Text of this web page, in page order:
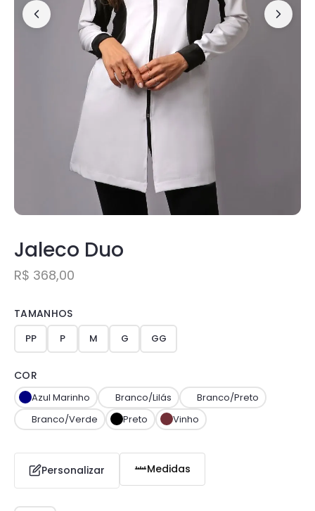
Jaleco Duo
R$ 368,00
TAMANHOS
PP P M G GG
COR
Azul Marinho Branco/Lilás
Branco/Preto
Branco/Verde
Preto Vinho
Personalizar Medidas